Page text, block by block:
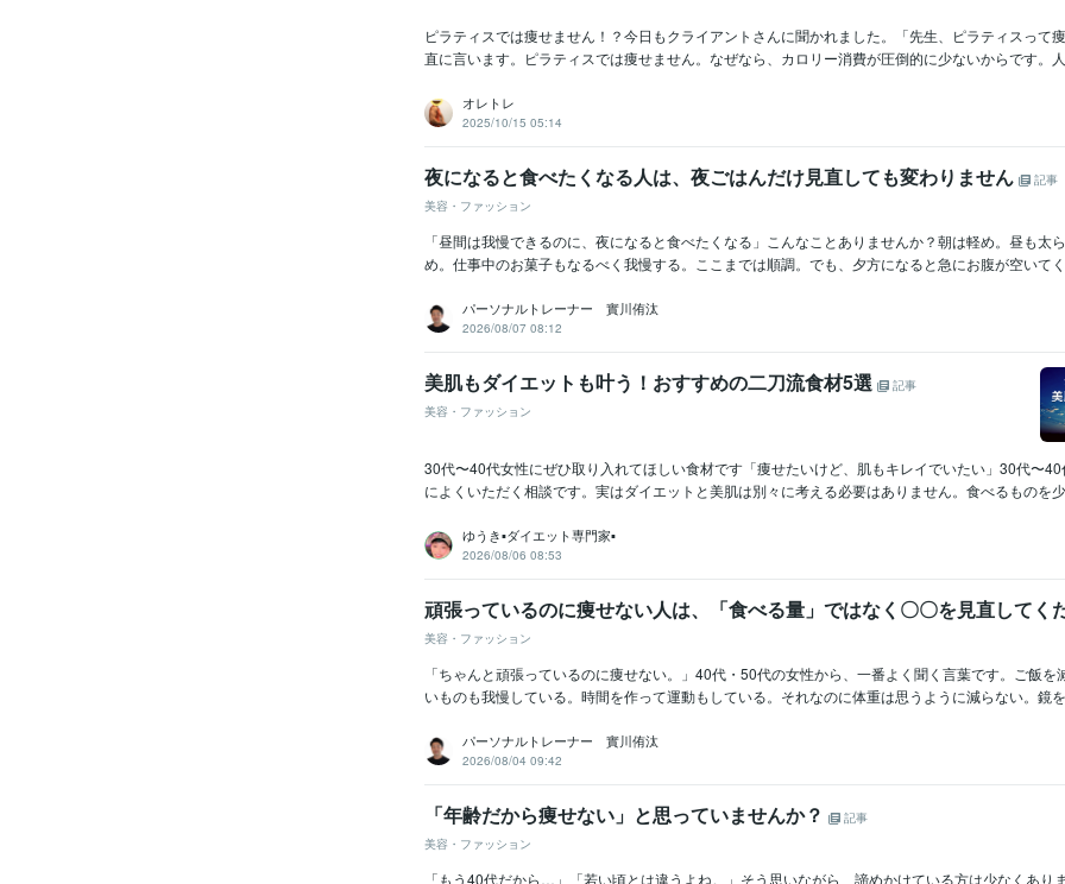
ピラティスでは痩せません！？今日もクライアントさんに聞かれました。「先生、ピラティスって
直に言います。ピラティスでは痩せません。なぜなら、カロリー消費が圧倒的に少ないからです。
オレトレ
2025/10/15 05:14
夜になると食べたくなる人は、夜ごはんだけ見直しても変わりません
記事
美容・ファッション
「昼間は我慢できるのに、夜になると食べたくなる」こんなことありませんか？朝は軽め。昼も太
め。仕事中のお菓子もなるべく我慢する。ここまでは順調。でも、夕方になると急にお腹が空いて
パーソナルトレーナー 實川侑汰
2026/08/07 08:12
美肌もダイエットも叶う！おすすめの二刀流食材5選
記事
美容・ファッション
30代〜40代女性にぜひ取り入れてほしい食材です「痩せたいけど、肌もキレイでいたい」30代〜
によくいただく相談です。実はダイエットと美肌は別々に考える必要はありません。食べるものを
ゆうき▪️ダイエット専門家▪️
2026/08/06 08:53
頑張っているのに痩せない人は、「食べる量」ではなく〇〇を見直してく
美容・ファッション
「ちゃんと頑張っているのに痩せない。」40代・50代の女性から、一番よく聞く言葉です。ご飯を
いものも我慢している。時間を作って運動もしている。それなのに体重は思うように減らない。鏡
パーソナルトレーナー 實川侑汰
2026/08/04 09:42
「年齢だから痩せない」と思っていませんか？
記事
美容・ファッション
「もう40代だから…」「若い頃とは違うよね。」そう思いながら、諦めかけている方は少なくあり